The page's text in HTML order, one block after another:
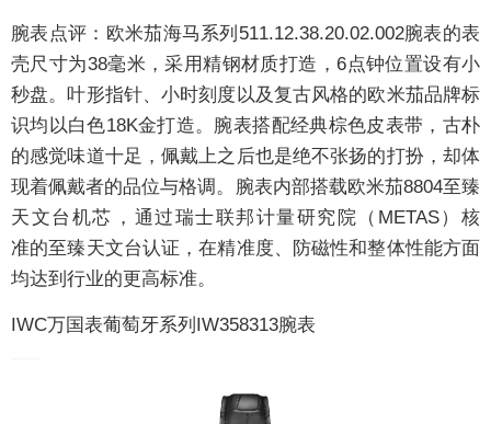
腕表点评： 欧米茄海马系列511.12.38.20.02.002腕表的表
壳尺寸为38毫米，采用精钢材质打造，6点钟位置设有小
秒盘。叶形指针、小时刻度以及复古风格的欧米茄品牌标
识均以白色18K金打造。腕表搭配经典棕色皮表带，古朴
的感觉味道十足，佩戴上之后也是绝不张扬的打扮，却体
现着佩戴者的品位与格调。腕表内部搭载欧米茄8804至臻
天文台机芯⁠，通过瑞士联邦计量研究院（⁠METAS⁠）核
准⁠的至臻天文台认证，在精准度、防磁性和整体性能方面
均达到行业的更高标准。
IWC万国表葡萄牙系列IW358313腕表